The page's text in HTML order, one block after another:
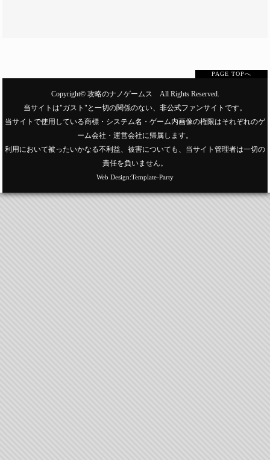
PAGE TOPへ
Copyright© 攻略のナノゲームス All Rights Reserved.
当サイトは"ガスト"と一切の関係のない、非公式ファンサイトです。
当サイトで使用している商標・システム名・ゲーム内画像の権限はそれぞれのゲ
ーム会社・運営会社に帰属します。
利用において被ったいかなる不利益、被害についても、当サイト管理者は一切の
責任を負いません。
Web Design:Template-Party